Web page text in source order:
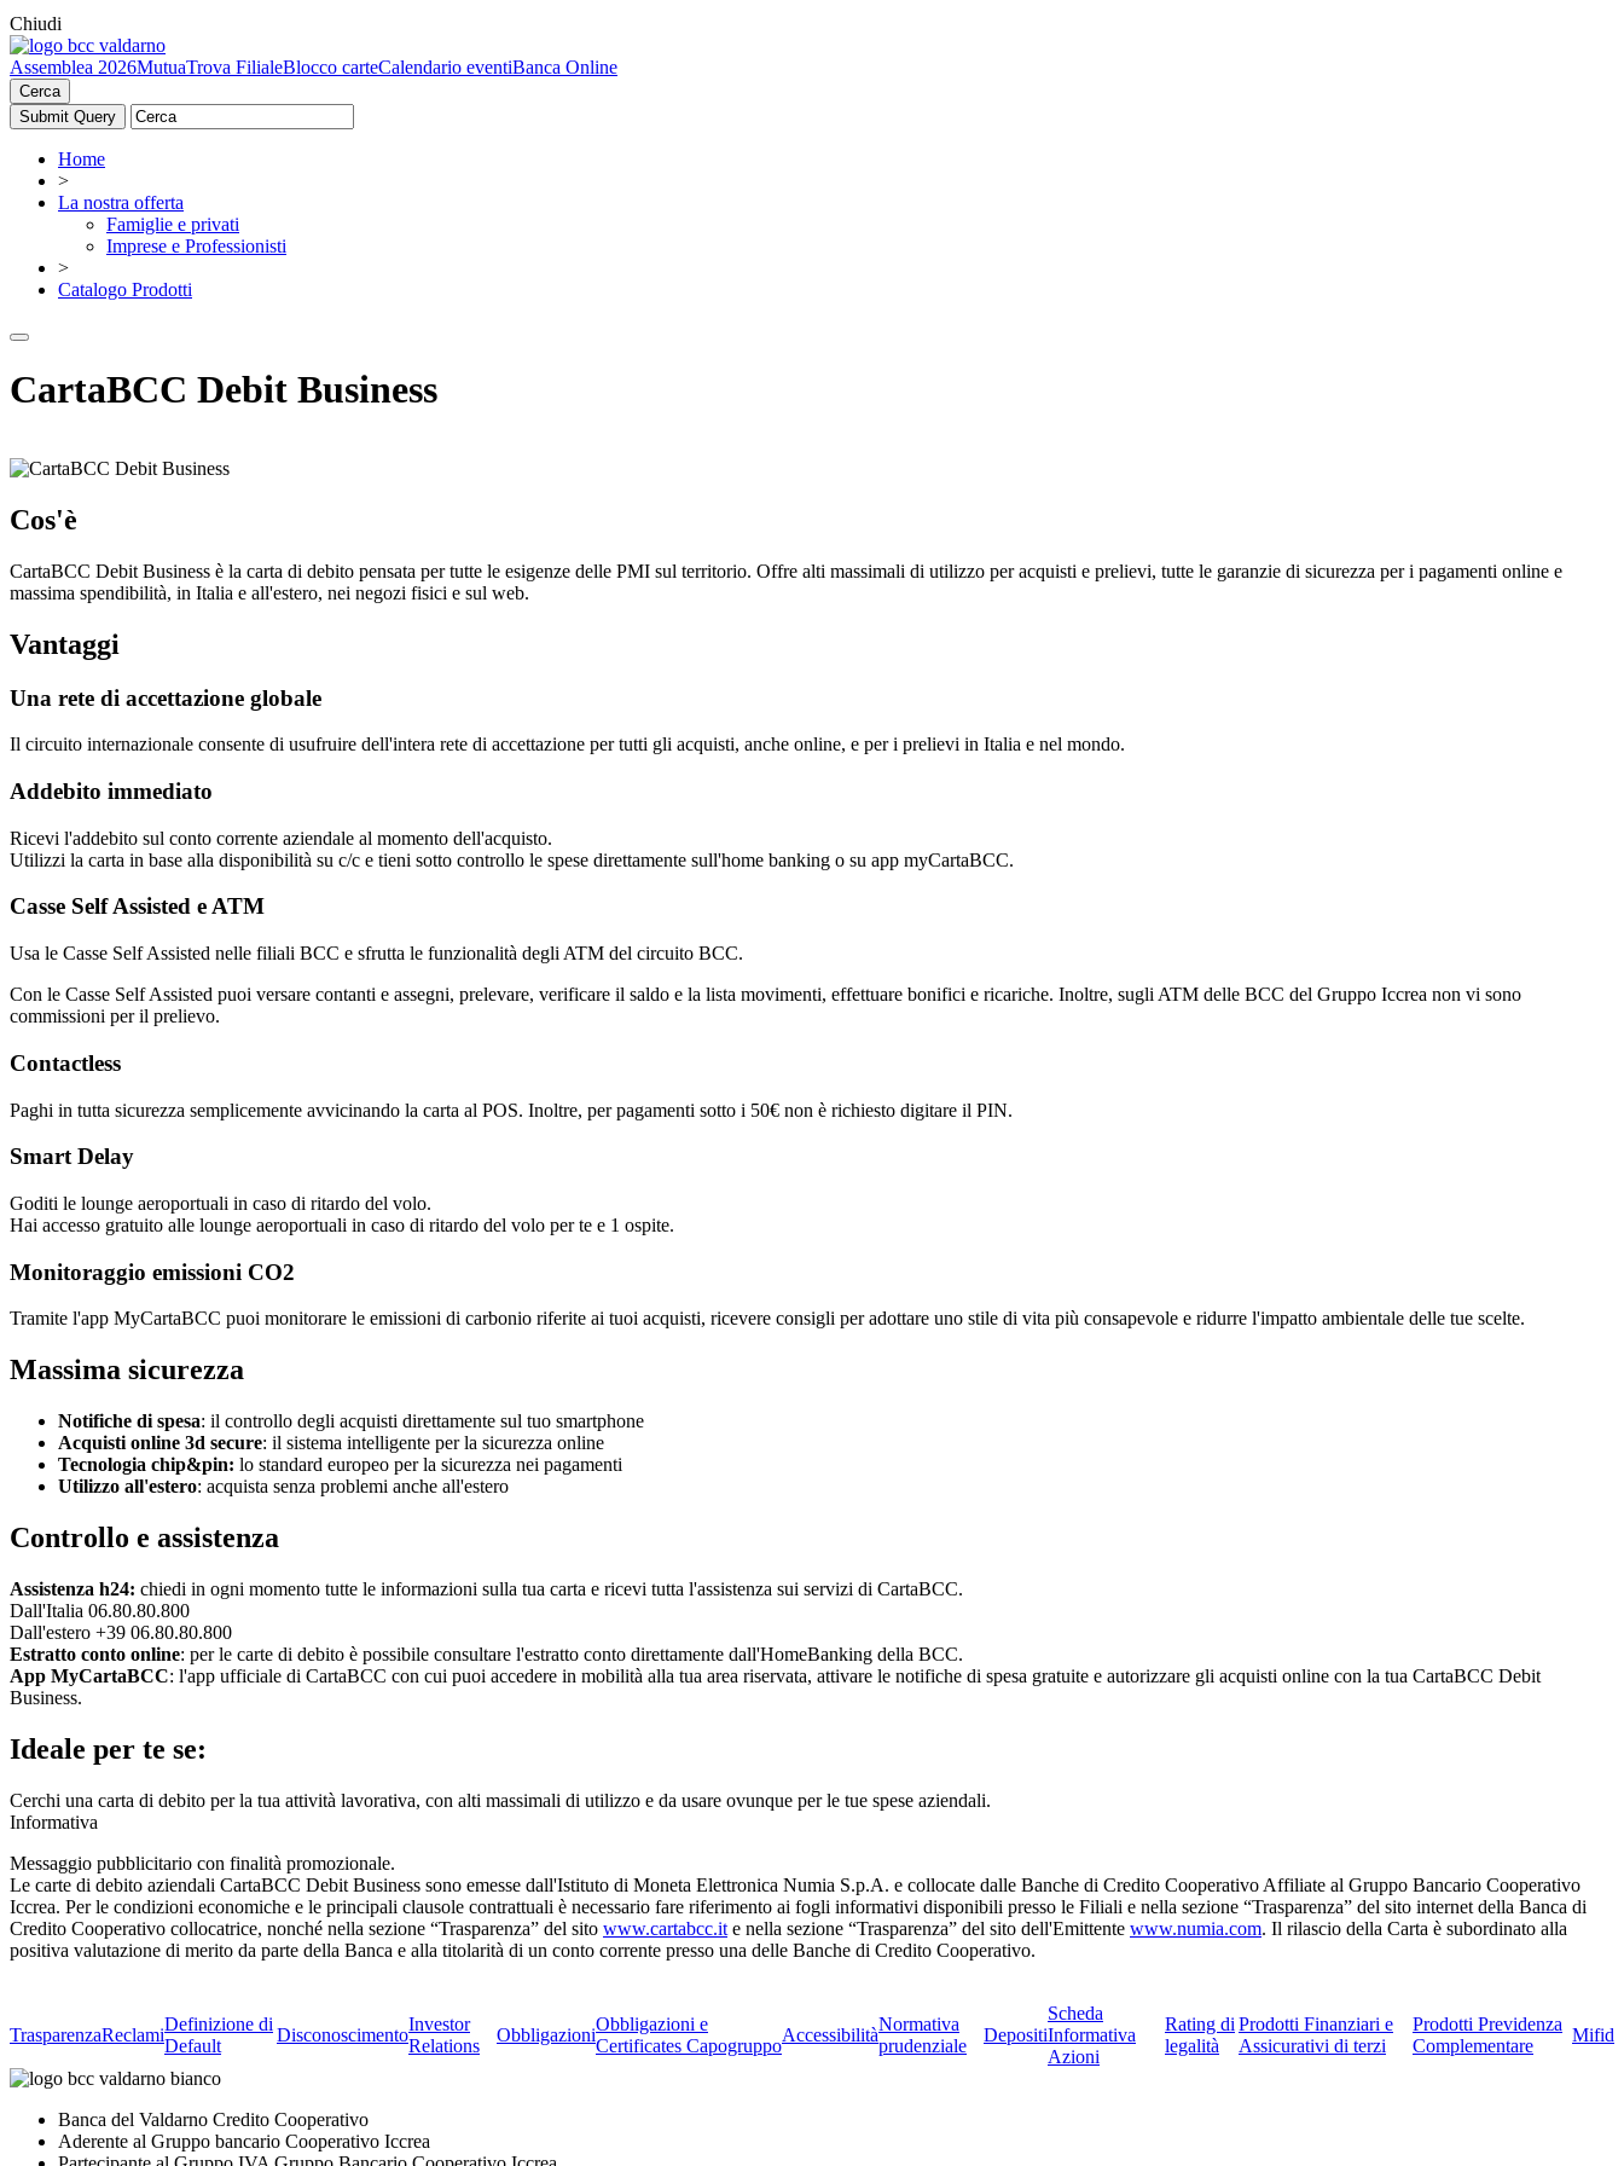
Chiudi
Assemblea 2026MutuaTrova FilialeBlocco carteCalendario eventiBanca Online
Cerca
Home
>
La nostra offerta
Famiglie e privati
Imprese e Professionisti
>
Catalogo Prodotti
CartaBCC Debit Business
Cos'è
CartaBCC Debit Business è la carta di debito pensata per tutte le esigenze delle PMI sul territorio. Offre alti massimali di utilizzo per acquisti e prelievi, tutte le garanzie di sicurezza per i pagamenti online e
massima spendibilità, in Italia e all'estero, nei negozi fisici e sul web.
Vantaggi
Una rete di accettazione globale
Il circuito internazionale consente di usufruire dell'intera rete di accettazione per tutti gli acquisti, anche online, e per i prelievi in Italia e nel mondo.
Addebito immediato
Ricevi l'addebito sul conto corrente aziendale al momento dell'acquisto.
Utilizzi la carta in base alla disponibilità su c/c e tieni sotto controllo le spese direttamente sull'home banking o su app myCartaBCC.
Casse Self Assisted e ATM
Usa le Casse Self Assisted nelle filiali BCC e sfrutta le funzionalità degli ATM del circuito BCC.
Con le Casse Self Assisted puoi versare contanti e assegni, prelevare, verificare il saldo e la lista movimenti, effettuare bonifici e ricariche. Inoltre, sugli ATM delle BCC del Gruppo Iccrea non vi sono
commissioni per il prelievo.
Contactless
Paghi in tutta sicurezza semplicemente avvicinando la carta al POS. Inoltre, per pagamenti sotto i 50€ non è richiesto digitare il PIN.
Smart Delay
Goditi le lounge aeroportuali in caso di ritardo del volo.
Hai accesso gratuito alle lounge aeroportuali in caso di ritardo del volo per te e 1 ospite.
Monitoraggio emissioni CO2
Tramite l'app MyCartaBCC puoi monitorare le emissioni di carbonio riferite ai tuoi acquisti, ricevere consigli per adottare uno stile di vita più consapevole e ridurre l'impatto ambientale delle tue scelte.
Massima sicurezza
Notifiche di spesa: il controllo degli acquisti direttamente sul tuo smartphone
Acquisti online 3d secure: il sistema intelligente per la sicurezza online
Tecnologia chip&pin: lo standard europeo per la sicurezza nei pagamenti
Utilizzo all'estero: acquista senza problemi anche all'estero
Controllo e assistenza
Assistenza h24: chiedi in ogni momento tutte le informazioni sulla tua carta e ricevi tutta l'assistenza sui servizi di CartaBCC.
Dall'Italia 06.80.80.800
Dall'estero +39 06.80.80.800
Estratto conto online: per le carte di debito è possibile consultare l'estratto conto direttamente dall'HomeBanking della BCC.
App MyCartaBCC: l'app ufficiale di CartaBCC con cui puoi accedere in mobilità alla tua area riservata, attivare le notifiche di spesa gratuite e autorizzare gli acquisti online con la tua CartaBCC Debit
Business.
Ideale per te se:
Cerchi una carta di debito per la tua attività lavorativa, con alti massimali di utilizzo e da usare ovunque per le tue spese aziendali.
Informativa
Messaggio pubblicitario con finalità promozionale.
Le carte di debito aziendali CartaBCC Debit Business sono emesse dall'Istituto di Moneta Elettronica Numia S.p.A. e collocate dalle Banche di Credito Cooperativo Affiliate al Gruppo Bancario Cooperativo
Iccrea. Per le condizioni economiche e le principali clausole contrattuali è necessario fare riferimento ai fogli informativi disponibili presso le Filiali e nella sezione “Trasparenza” del sito internet della Banca di
Credito Cooperativo collocatrice, nonché nella sezione “Trasparenza” del sito www.cartabcc.it e nella sezione “Trasparenza” del sito dell'Emittente www.numia.com. Il rilascio della Carta è subordinato alla
positiva valutazione di merito da parte della Banca e alla titolarità di un conto corrente presso una delle Banche di Credito Cooperativo.
TrasparenzaReclami
Definizione di
Default
Disconoscimento
Investor
Relations
Obbligazioni
Obbligazioni e
Certificates Capogruppo
Accessibilità
Normativa
prudenziale
Depositi
Scheda
Informativa
Azioni
Rating di
legalità
Prodotti Finanziari e
Assicurativi di terzi
Prodotti Previdenza
Complementare
Mifid
Banca del Valdarno Credito Cooperativo
Aderente al Gruppo bancario Cooperativo Iccrea